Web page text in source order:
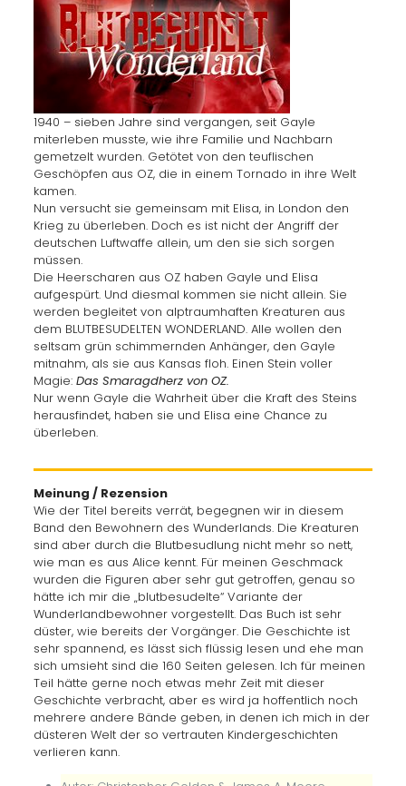
1940 – sieben Jahre sind vergangen, seit Gayle
miterleben musste, wie ihre Familie und Nachbarn
gemetzelt wurden. Getötet von den teuflischen
Geschöpfen aus OZ, die in einem Tornado in ihre Welt
kamen.
Nun versucht sie gemeinsam mit Elisa, in London den
Krieg zu überleben. Doch es ist nicht der Angriff der
deutschen Luftwaffe allein, um den sie sich sorgen
müssen.
Die Heerscharen aus OZ haben Gayle und Elisa
aufgespürt. Und diesmal kommen sie nicht allein. Sie
werden begleitet von alptraumhaften Kreaturen aus
dem BLUTBESUDELTEN WONDERLAND. Alle wollen den
seltsam grün schimmernden Anhänger, den Gayle
mitnahm, als sie aus Kansas floh. Einen Stein voller
Magie: Das Smaragdherz von OZ.
Nur wenn Gayle die Wahrheit über die Kraft des Steins
herausfindet, haben sie und Elisa eine Chance zu
überleben.
Meinung / Rezension
Wie der Titel bereits verrät, begegnen wir in diesem
Band den Bewohnern des Wunderlands. Die Kreaturen
sind aber durch die Blutbesudlung nicht mehr so nett,
wie man es aus Alice kennt. Für meinen Geschmack
wurden die Figuren aber sehr gut getroffen, genau so
hätte ich mir die „blutbesudelte“ Variante der
Wunderlandbewohner vorgestellt. Das Buch ist sehr
düster, wie bereits der Vorgänger. Die Geschichte ist
sehr spannend, es lässt sich flüssig lesen und ehe man
sich umsieht sind die 160 Seiten gelesen. Ich für meinen
Teil hätte gerne noch etwas mehr Zeit mit dieser
Geschichte verbracht, aber es wird ja hoffentlich noch
mehrere andere Bände geben, in denen ich mich in der
düsteren Welt der so vertrauten Kindergeschichten
verlieren kann.